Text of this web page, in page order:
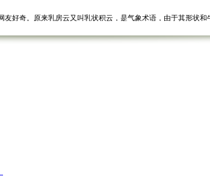
奇。原来乳房云又叫乳状积云，是气象术语，由于其形状和
吃碗牛肉面8900元，网友质疑这是雪域高原上惟一幸存的那
仿电视里的跳伞，撑开雨伞从6楼跳下；不到10岁的孩子模